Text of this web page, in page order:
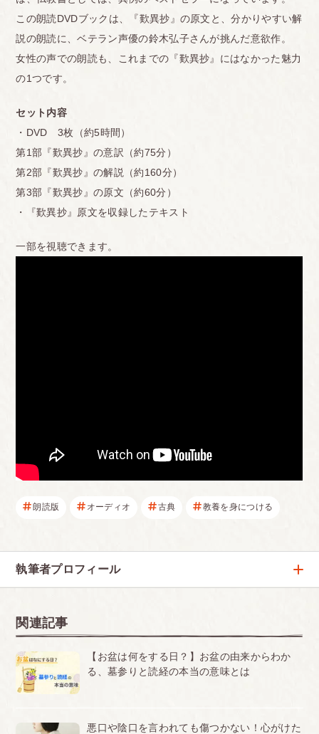
この朗読DVDブックは、『歎異抄』の原文と、分かりやすい解
説の朗読に、ベテラン声優の鈴木弘子さんが挑んだ意欲作。
女性の声での朗読も、これまでの『歎異抄』にはなかった魅力
の1つです。
セット内容
・DVD 3枚（約5時間）
第1部『歎異抄』の意訳（約75分）
第2部『歎異抄』の解説（約160分）
第3部『歎異抄』の原文（約60分）
・『歎異抄』原文を収録したテキスト
一部を視聴できます。
朗読版 オーディオ 古典 教養を身につける
執筆者プロフィール
鈴木 弘子（朗読）
声優アワード功労賞を受賞した、格調高く透き通る語
関連記事
【お盆は何をする日？】お盆の由来からわか
る、墓参りと読経の本当の意味とは
悪口や陰口を言われても傷つかない！心がけた